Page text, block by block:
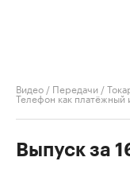
Видео / Передачи /
Телефон как платёжный
Выпуск за